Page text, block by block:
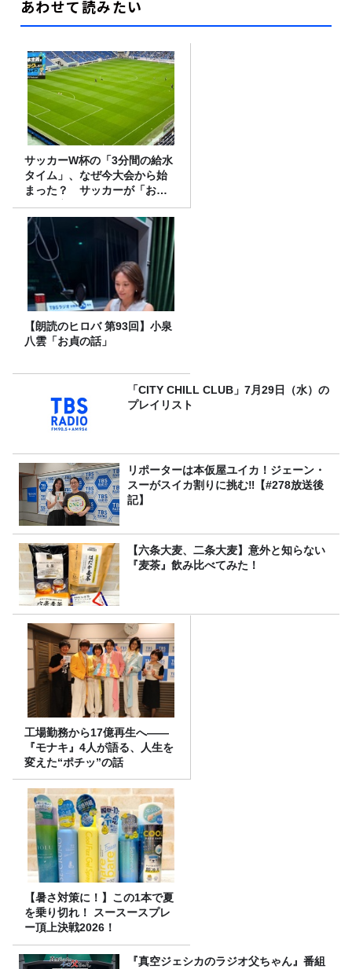
あわせて読みたい
サッカーW杯の「3分間の給水
タイム」、なぜ今大会から始
まった？ サッカーが「お
金」に変わる仕組み
【朗読のヒロバ 第93回】小泉
八雲「お貞の話」
「CITY CHILL CLUB」7月29日（水）の
プレイリスト
リポーターは本仮屋ユイカ！ジェーン・
スーがスイカ割りに挑む‼【#278放送後
記】
【六条大麦、二条大麦】意外と知らない
『麦茶』飲み比べてみた！
工場勤務から17億再生へ——
『モナキ』4人が語る、人生を
変えた“ポチッ”の話
【暑さ対策に！】この1本で夏
を乗り切れ！ スースースプレ
ー頂上決戦2026！
『真空ジェシカのラジオ父ちゃん』番組